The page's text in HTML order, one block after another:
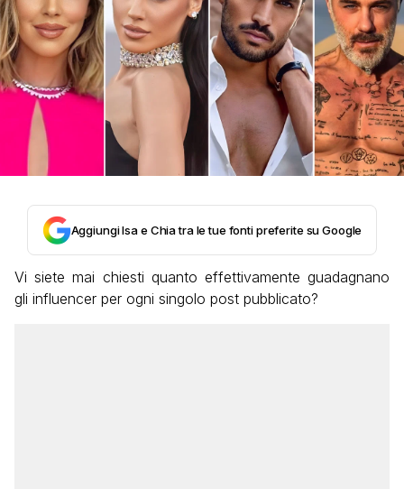
Aggiungi Isa e Chia tra le tue fonti preferite su Google
Vi siete mai chiesti quanto effettivamente guadagnano
gli influencer per ogni singolo post pubblicato?